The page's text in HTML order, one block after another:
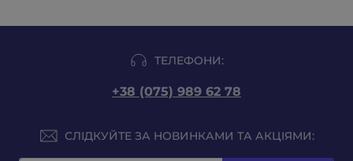
ТЕЛЕФОНИ:
+38 (075) 989 62 78
СЛІДКУЙТЕ ЗА НОВИНКАМИ ТА АКЦІЯМИ: